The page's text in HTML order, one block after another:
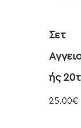
Σετ
ής
25.00€